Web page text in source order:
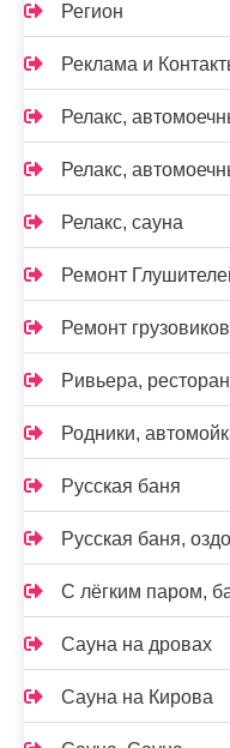
Регион
Реклама и
Релакс,
Релакс,
Релакс, сауна
Ремонт
Ремонт грузовиков
Ривьера,
Родники,
Русская баня
Русская баня,
С лёгким паром,
Сауна на дровах
Сауна на Кирова